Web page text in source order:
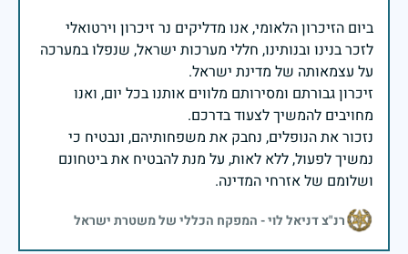
ביום הזיכרון הלאומי, אנו מדליקים נר זיכרון וירטואלי
לזכר בנינו ובנותינו, חללי מערכות ישראל, שנפלו במערכה
זיכרון גבורתם ומסירותם מלווים אותנו בכל יום, ואנו
נזכור את הנופלים, נחבק את משפחותיהם, ונבטיח כי
נמשיך לפעול, ללא לאות, על מנת להבטיח את ביטחונם
ושלומם של אזרחי המדינה.
רנ"צ דניאל לוי - המפקח הכללי של משטרת ישראל